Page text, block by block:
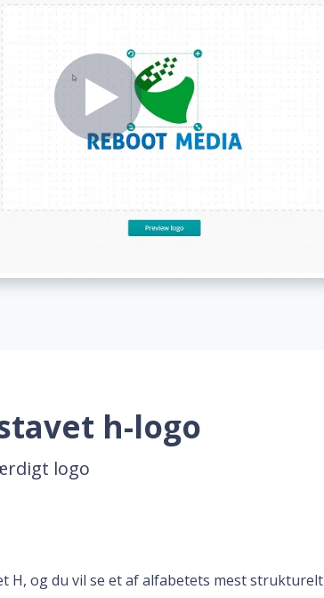
h-logo
logo
H, og du vil se et af alfabetets mest strukturelt